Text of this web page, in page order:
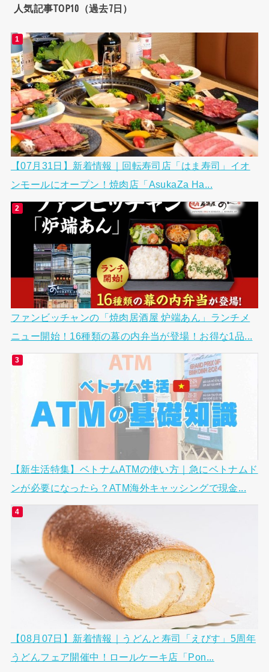
人気記事TOP10（過去7日）
【07月31日】新着情報｜回転寿司店「はま寿司」イオ
ンモールにオープン！焼肉店「AsukaZa Ha...
ファンビッチャンの「焼肉居酒屋 炉端あん」ランチメ
ニュー開始！16種類の幕の内弁当が登場！お得な1品...
【新生活特集】ベトナムATMの使い方｜急にベトナムド
ンが必要になったら？ATM海外キャッシングで現金...
【08月07日】新着情報｜うどんと寿司「えびす」5周年
うどんフェア開催中！ロールケーキ店「Pon...